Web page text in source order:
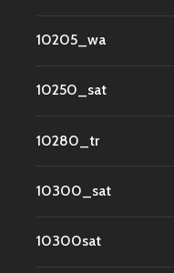
10205_wa
10250_sat
10280_tr
10300_sat
10300sat